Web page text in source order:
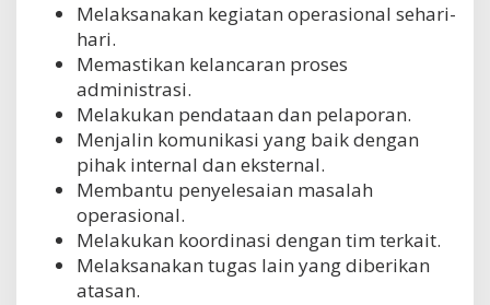
Melaksanakan kegiatan operasional sehari-
hari.
Memastikan kelancaran proses
administrasi.
Melakukan pendataan dan pelaporan.
Menjalin komunikasi yang baik dengan
pihak internal dan eksternal.
Membantu penyelesaian masalah
operasional.
Melakukan koordinasi dengan tim terkait.
Melaksanakan tugas lain yang diberikan
atasan.